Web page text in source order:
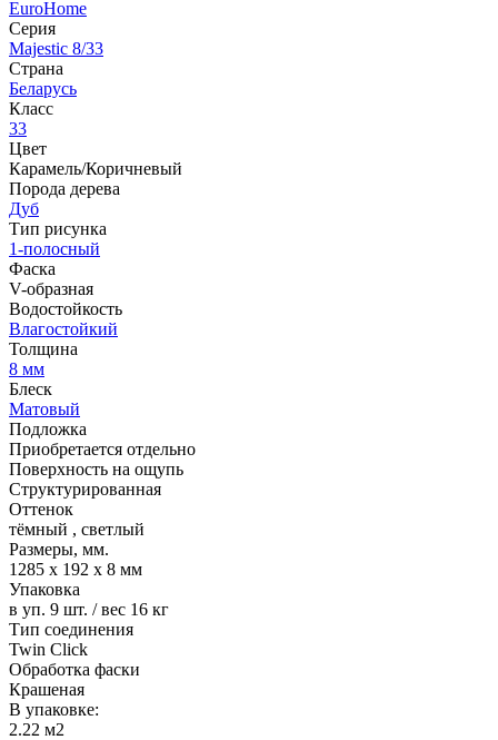
EuroHome
Серия
Majestic 8/33
Страна
Беларусь
Класс
33
Цвет
Карамель/Коричневый
Порода дерева
Дуб
Тип рисунка
1-полосный
Фаска
V-образная
Водостойкость
Влагостойкий
Толщина
8 мм
Блеск
Матовый
Подложка
Приобретается отдельно
Поверхность на ощупь
Структурированная
Оттенок
тёмный , светлый
Размеры, мм.
1285 х 192 х 8 мм
Упаковка
в уп. 9 шт. / вес 16 кг
Тип соединения
Twin Click
Обработка фаски
Крашеная
В упаковке:
2.22 м2